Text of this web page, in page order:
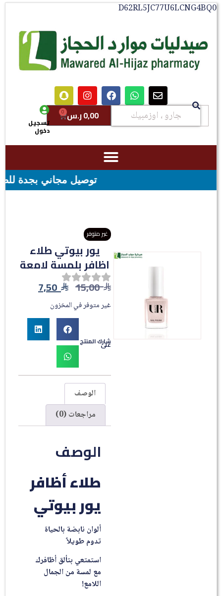
D62RL5JC77U6LCNG4BQ0
0,00ر.س 0
تسجيل
دخول
توصيل مجاني بجدة للطلبات فوق قيمه ال ١٠٠ ريال - شحن
غير متوفر
يور بيوتي طلاء
اظافر بلمسة لامعة
15,00
7,50
غير متوفر في المخزون
شارك المنتج
على
الوصف
مراجعات (0)
الوصف
طلاء أظافر
يور بيوتي
ألوان نابضة بالحياة
تدوم طويلاً
استمتعي بتألق أظافرك
مع لمسة من الجمال
اللامع!